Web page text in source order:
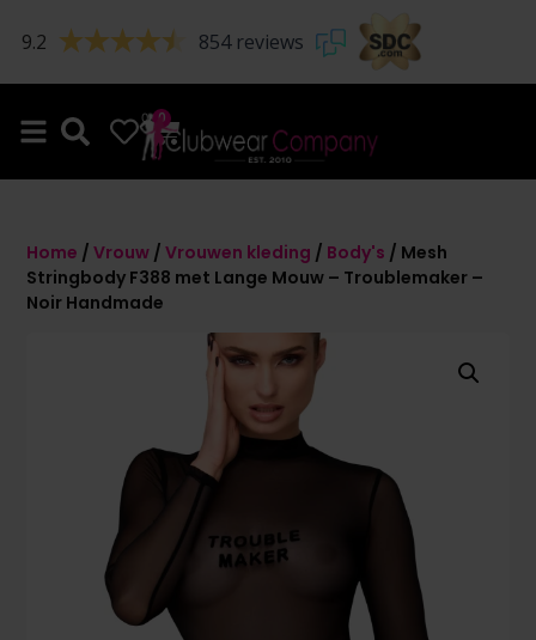
9.2 854 reviews
0 0
Home /Vrouw /Vrouwen kleding / Body's / Mesh
Stringbody F388 met Lange Mouw – Troublemaker –
Noir Handmade